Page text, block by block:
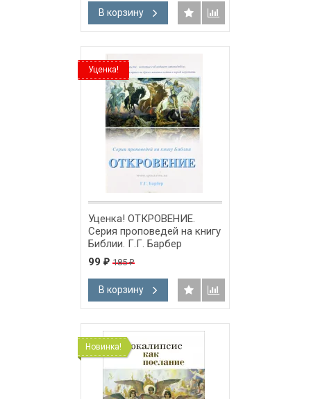
В корзину
Уценка!
Уценка! ОТКРОВЕНИЕ.
Серия проповедей на книгу
Библии. Г.Г. Барбер
99 ₽ 185₽
В корзину
Новинка!